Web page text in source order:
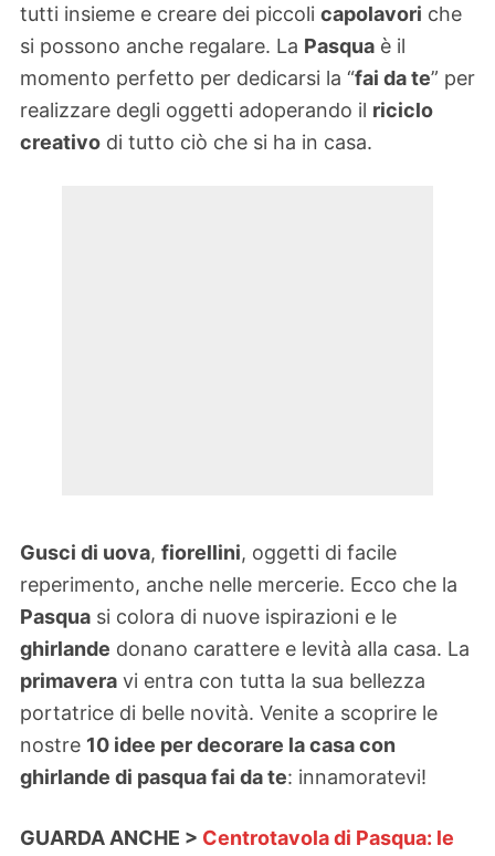
tutti insieme e creare dei piccoli capolavori che
si possono anche regalare. La Pasqua è il
momento perfetto per dedicarsi la “fai da te” per
realizzare degli oggetti adoperando il riciclo
creativo di tutto ciò che si ha in casa.
Gusci di uova, fiorellini, oggetti di facile
reperimento, anche nelle mercerie. Ecco che la
Pasqua si colora di nuove ispirazioni e le
ghirlande donano carattere e levità alla casa. La
primavera vi entra con tutta la sua bellezza
portatrice di belle novità. Venite a scoprire le
nostre 10 idee per decorare la casa con
ghirlande di pasqua fai da te: innamoratevi!
GUARDA ANCHE > Centrotavola di Pasqua: le